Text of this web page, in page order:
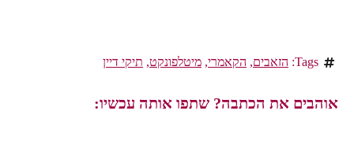
Tags: הזאבים,הקאמרי,מיטלפונקט,תיקי דיין
אוהבים את הכתבה? שתפו אותה עכשיו: